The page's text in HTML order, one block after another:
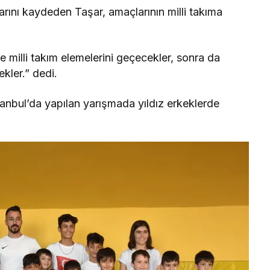
kaydeden Taşar, amaçlarının milli takıma
milli takım elemelerini geçecekler, sonra da
dedi.
yapılan yarışmada yıldız erkeklerde